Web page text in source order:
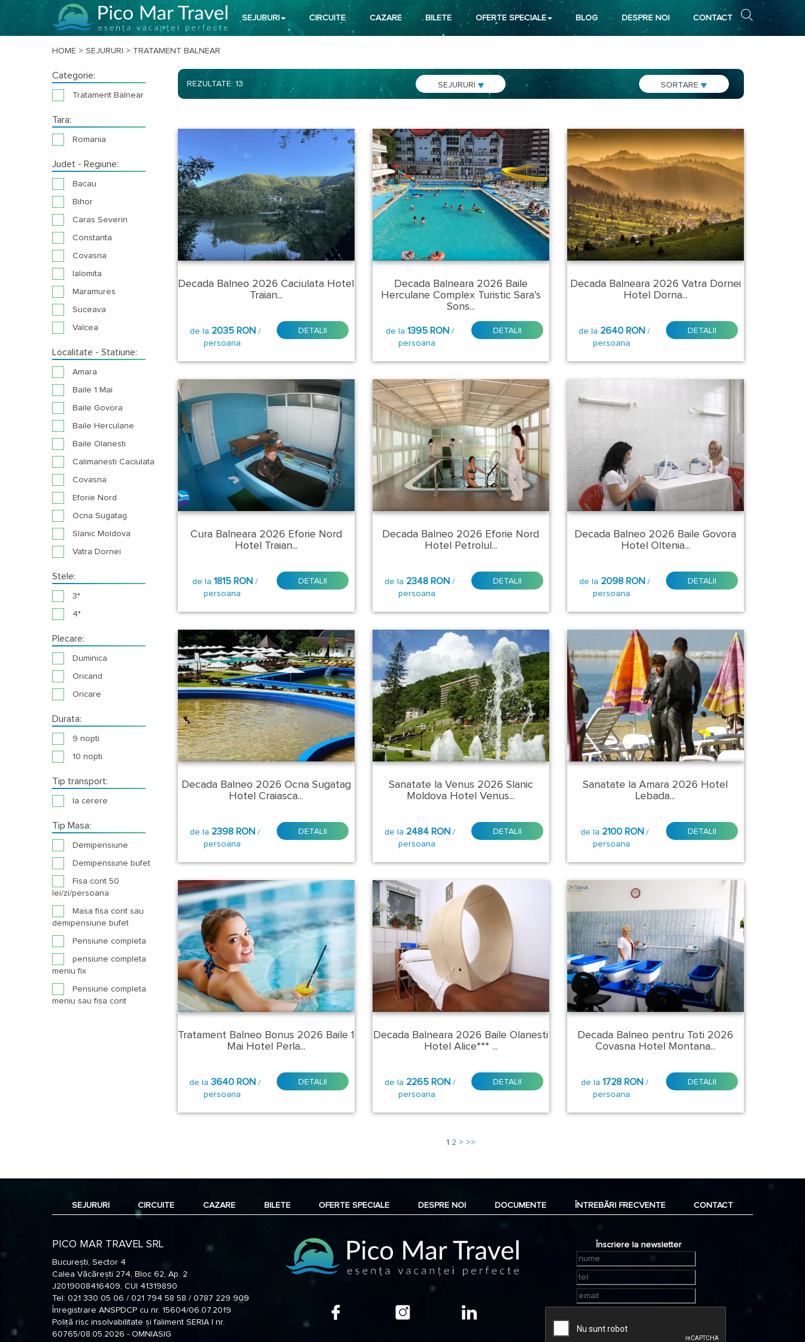
SEJURURI CIRCUITE CAZARE BILETE OFERTE SPECIALE BLOG DESPRE NOI CONTACT
HOME > SEJURURI > TRATAMENT BALNEAR
Categorie:
Tratament Balnear
Tara:
Romania
Judet - Regiune:
Bacau
Bihor
Caras Severin
Constanta
Covasna
Ialomita
Maramures
Suceava
Valcea
Localitate - Statiune:
Amara
Baile 1 Mai
Baile Govora
Baile Herculane
Baile Olanesti
Calimanesti Caciulata
Covasna
Eforie Nord
Ocna Sugatag
Slanic Moldova
Vatra Dornei
Stele:
3*
4*
Plecare:
Duminica
Oricand
Oricare
Durata:
9 nopti
10 nopti
Tip transport:
la cerere
Tip Masa:
Demipensiune
Demipensiune bufet
Fisa cont 50
lei/zi/persoana
Masa fisa cont sau
demipensiune bufet
Pensiune completa
pensiune completa
meniu fix
Pensiune completa
meniu sau fisa cont
REZULTATE: 13 SEJURURI SORTARE
Decada Balneo 2026 Caciulata Hotel
Traian...
de la 2035 RON /
persoana
DETALII
Decada Balneara 2026 Baile
Herculane Complex Turistic Sara’s
Sons...
de la 1395 RON /
persoana
DETALII
Decada Balneara 2026 Vatra Dornei
Hotel Dorna...
de la 2640 RON /
persoana
DETALII
Cura Balneara 2026 Eforie Nord
Hotel Traian...
de la1815 RON /
persoana
DETALII
Decada Balneo 2026 Eforie Nord
Hotel Petrolul...
de la 2348 RON /
persoana
DETALII
Decada Balneo 2026 Baile Govora
Hotel Oltenia...
de la 2098 RON /
persoana
DETALII
Decada Balneo 2026 Ocna Sugatag
Hotel Craiasca...
de la 2398 RON /
persoana
DETALII
Sanatate la Venus 2026 Slanic
Moldova Hotel Venus...
de la 2484 RON /
persoana
DETALII
Sanatate la Amara 2026 Hotel
Lebada...
de la 2100 RON /
persoana
DETALII
Tratament Balneo Bonus 2026 Baile 1
Mai Hotel Perla...
de la3640 RON /
persoana
DETALII
Decada Balneara 2026 Baile Olanesti
Hotel Alice*** ...
de la 2265 RON /
persoana
DETALII
Decada Balneo pentru Toti 2026
Covasna Hotel Montana...
de la 1728 RON /
persoana
DETALII
1 2 > >>
SEJURURI CIRCUITE CAZARE BILETE OFERTE SPECIALE DESPRE NOI DOCUMENTE ÎNTREBĂRI FRECVENTE CONTACT
PICO MAR TRAVEL SRL
București, Sector 4
Calea Văcărești 274, Bloc 62, Ap. 2
J2019008416409, CUI 41319890
Tel: 021 330 05 06 / 021 794 58 58 / 0787 229 909
Înregistrare ANSPDCP cu nr. 15604/06.07.2019
Poliță risc insolvabilitate și faliment SERIA I nr.
60765/08.05.2026 - OMNIASIG
Înscriere la newsletter